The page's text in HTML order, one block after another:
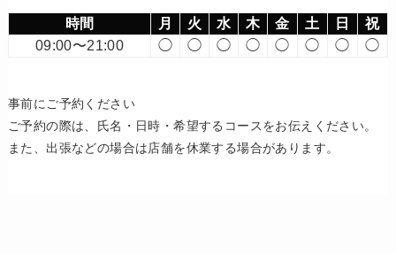
時間 月 火 水 木 金 土 日
祝
09:00〜21:00
◯ ◯ ◯ ◯ ◯ ◯ ◯ ◯
事前にご予約ください
ご予約の際は、氏名・日時・希望するコースをお伝えください。
また、出張などの場合は店舗を休業する場合があります。